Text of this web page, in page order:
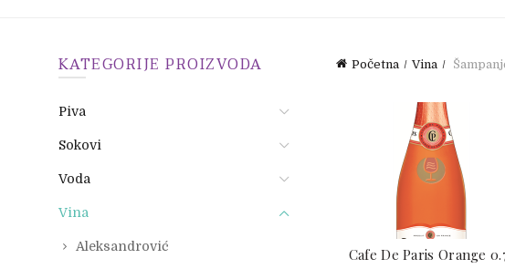
Početna Vina
Cafe De Paris Orange
KATEGORIJE PROIZVODA
Piva
Sokovi
Voda
Vina
Aleksandrović